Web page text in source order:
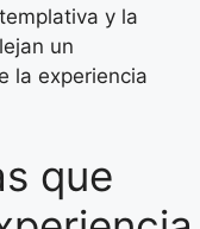
y la
un
la experiencia
que